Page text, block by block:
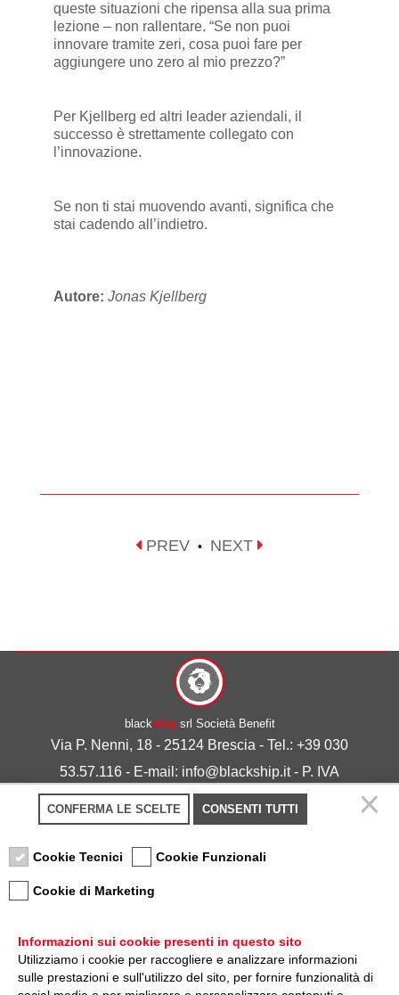
queste situazioni che ripensa alla sua prima
lezione – non rallentare. “Se non puoi
innovare tramite zeri, cosa puoi fare per
aggiungere uno zero al mio prezzo?”
Per Kjellberg ed altri leader aziendali, il
successo è strettamente collegato con
l’innovazione.
Se non ti stai muovendo avanti, significa che
stai cadendo all’indietro.
Autore: Jonas Kjellberg
PREV • NEXT
blackshipsrl Società Benefit
Via P. Nenni, 18 - 25124 Brescia - Tel.: +39 030
53.57.116 - E-mail: info@blackship.it - P. IVA
03492980986
Privacy policy-Cookie policy
CONFERMA LE SCELTE CONSENTI TUTTI
Cookie Tecnici Cookie Funzionali
Cookie di Marketing
Informazioni sui cookie presenti in questo sito
Utilizziamo i cookie per raccogliere e analizzare informazioni
sulle prestazioni e sull'utilizzo del sito, per fornire funzionalità di